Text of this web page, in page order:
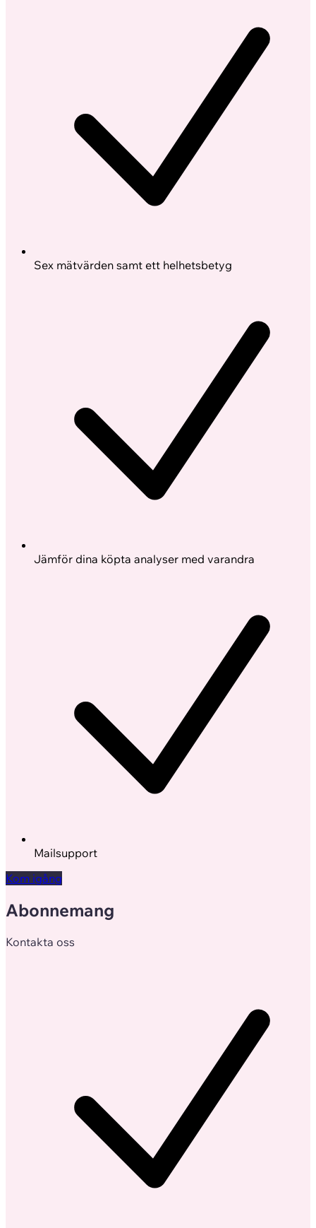
Sex mätvärden samt ett helhetsbetyg
Jämför dina köpta analyser med varandra
Mailsupport
Kom igång
Abonnemang
Kontakta oss